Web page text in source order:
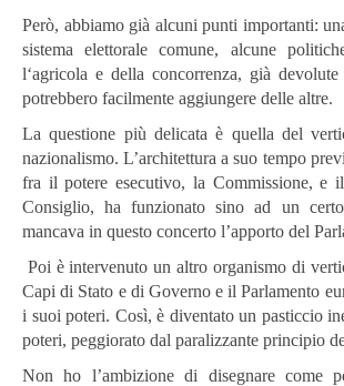
Però, abbiamo già alcuni punti importanti:
sistema elettorale comune, alcune
l‘agricola e della concorrenza, già
potrebbero facilmente aggiungere delle altre.
La questione più delicata è quella del
nazionalismo. L’architettura a suo tempo
fra il potere esecutivo, la Commissione, e
Consiglio, ha funzionato sino ad un
mancava in questo concerto l’apporto del
Poi è intervenuto un altro organismo di
Capi di Stato e di Governo e il Parlamento
i suoi poteri. Così, è diventato un pasticcio
poteri, peggiorato dal paralizzante principio
Non ho l’ambizione di disegnare come